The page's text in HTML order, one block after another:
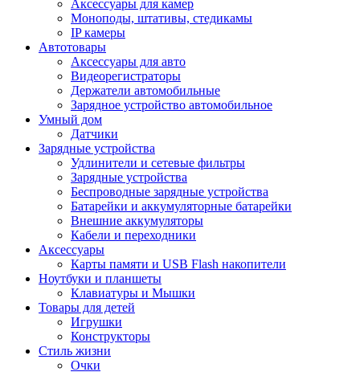
Аксессуары для камер
Моноподы, штативы, стедикамы
IP камеры
Автотовары
Аксессуары для авто
Видеорегистраторы
Держатели автомобильные
Зарядное устройство автомобильное
Умный дом
Датчики
Зарядные устройства
Удлинители и сетевые фильтры
Зарядные устройства
Беспроводные зарядные устройства
Батарейки и аккумуляторные батарейки
Внешние аккумуляторы
Кабели и переходники
Аксессуары
Карты памяти и USB Flash накопители
Ноутбуки и планшеты
Клавиатуры и Мышки
Товары для детей
Игрушки
Конструкторы
Стиль жизни
Очки